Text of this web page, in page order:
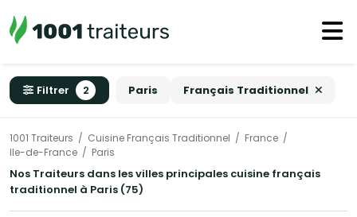
Filtrer 2 Paris Français Traditionnel
1001 Traiteurs Cuisine Français Traditionnel
France
Ile-de-France
Paris
Nos Traiteurs dans les villes principales cuisine français
traditionnel à Paris (75)